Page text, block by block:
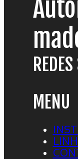
MENU